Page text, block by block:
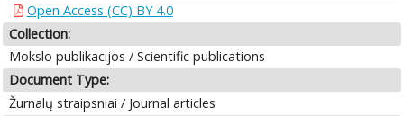
Open Access (CC) BY 4.0
Collection:
Mokslo publikacijos / Scientific publications
Document Type:
Žurnalų straipsniai / Journal articles